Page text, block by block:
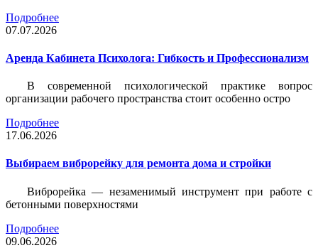
Подробнее
07.07.2026
Аренда Кабинета Психолога: Гибкость и Профессионализм
В современной психологической практике вопрос
организации рабочего пространства стоит особенно остро
Подробнее
17.06.2026
Выбираем виброрейку для ремонта дома и стройки
Виброрейка — незаменимый инструмент при работе с
бетонными поверхностями
Подробнее
09.06.2026